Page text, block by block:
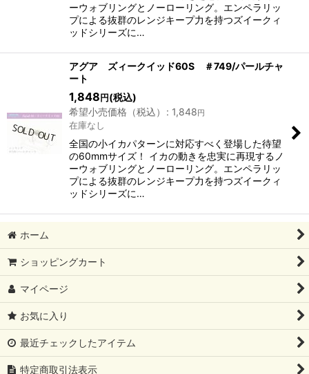
ーウォブリングとノーローリング。エンペラリッ
プによる抜群のレンジキープ力を持つズイークィ
ッドシリーズに…
アグア ズィークイッド60S ＃749/パールチャ
ート
1,848円(税込)
希望小売価格（税込）
: 1,848円
在庫なし
全国の小イカパターンに対応すべく登場した待望
の60mmサイズ！ イカの動きを忠実に再現するノ
ーウォブリングとノーローリング。エンペラリッ
プによる抜群のレンジキープ力を持つズイークィ
ッドシリーズに…
ホーム
ショッピングカート
マイページ
お気に入り
最近チェックしたアイテム
特定商取引法表示